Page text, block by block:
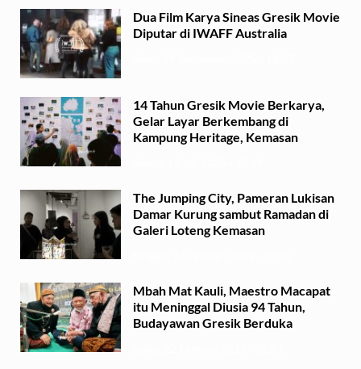
Dua Film Karya Sineas Gresik Movie
Diputar di IWAFF Australia
14 Tahun Gresik Movie Berkarya,
Gelar Layar Berkembang di
Kampung Heritage, Kemasan
The Jumping City, Pameran Lukisan
Damar Kurung sambut Ramadan di
Galeri Loteng Kemasan
Mbah Mat Kauli, Maestro Macapat
itu Meninggal Diusia 94 Tahun,
Budayawan Gresik Berduka